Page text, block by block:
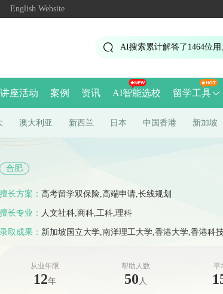
English Website
AI搜索累计解答了 1464位用
讲座活动 案例 资讯 AI智能选校 留学工具
澳大利亚 新西兰 日本 中国香港 新加坡
合肥
擅长方案： 高考留学双保险,高端申请,长线规划
擅长专业： 人文社科,商科,工科,理科
录取成果： 新加坡国立大学,南洋理工大学,香港大学,香港科
从业年限
12年
帮助人数
50 人
平